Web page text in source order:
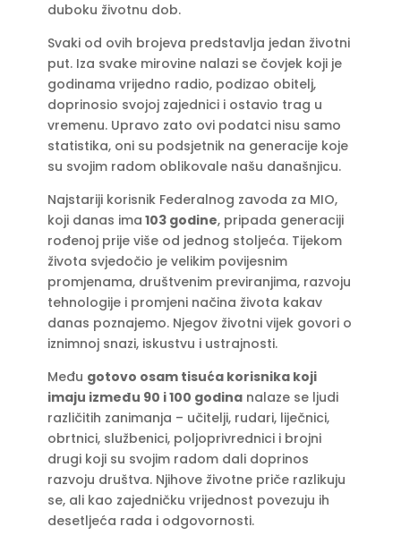
duboku životnu dob.
Svaki od ovih brojeva predstavlja jedan životni
put. Iza svake mirovine nalazi se čovjek koji je
godinama vrijedno radio, podizao obitelj,
doprinosio svojoj zajednici i ostavio trag u
vremenu. Upravo zato ovi podatci nisu samo
statistika, oni su podsjetnik na generacije koje
su svojim radom oblikovale našu današnjicu.
Najstariji korisnik Federalnog zavoda za MIO,
koji danas ima 103 godine, pripada generaciji
rođenoj prije više od jednog stoljeća. Tijekom
života svjedočio je velikim povijesnim
promjenama, društvenim previranjima, razvoju
tehnologije i promjeni načina života kakav
danas poznajemo. Njegov životni vijek govori o
iznimnoj snazi, iskustvu i ustrajnosti.
Među gotovo osam tisuća korisnika koji
imaju između 90 i 100 godinanalaze se ljudi
različitih zanimanja – učitelji, rudari, liječnici,
obrtnici, službenici, poljoprivrednici i brojni
drugi koji su svojim radom dali doprinos
razvoju društva. Njihove životne priče razlikuju
se, ali kao zajedničku vrijednost povezuju ih
desetljeća rada i odgovornosti.